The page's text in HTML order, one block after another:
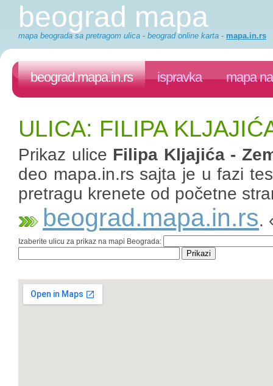
beograd mapa
mapa beograda sa pretragom ulica - beograd online karta - mapa.in.rs
beograd.mapa.in.rs ispravka mapa
ULICA: FILIPA
Prikaz ulice Filipa Kljajića -
deo mapa.in.rs sajta je u fazi
pretragu krenete od početne
beograd.mapa.in.rs.
Izaberite ulicu za prikaz na mapi Beograda: